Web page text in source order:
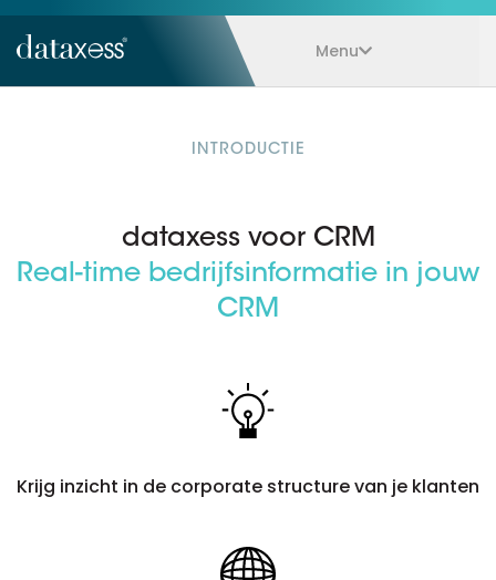
Menu
INTRODUCTIE
dataxess voor CRM
Real-time bedrijfsinformatie in jouw
CRM
Krijg inzicht in de corporate structure van je klanten